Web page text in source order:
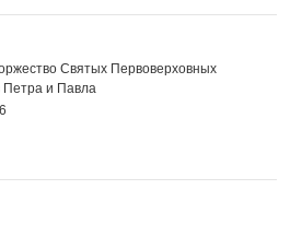
Святых Первоверховных
Петра и Павла